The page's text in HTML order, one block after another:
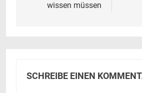
wissen müssen
SCHREIBE EINEN